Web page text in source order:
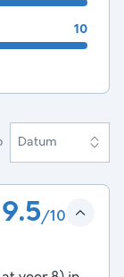
10
Datum
9.5/10